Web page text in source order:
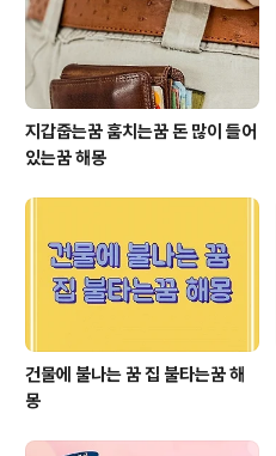
지갑줍는꿈 훔치는꿈 돈 많이 들어
있는꿈 해몽
건물에 불나는 꿈 집 불타는꿈 해
몽